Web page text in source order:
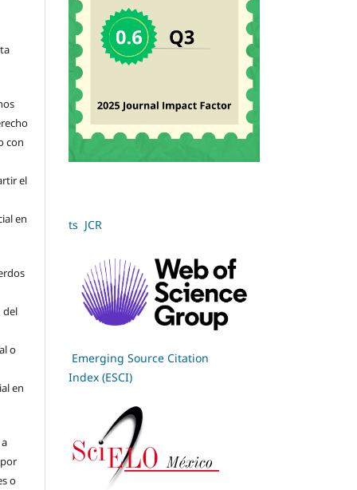
con
el
en
del
o
en
o
ts JCR
Emerging Source Citation
Index (ESCI)